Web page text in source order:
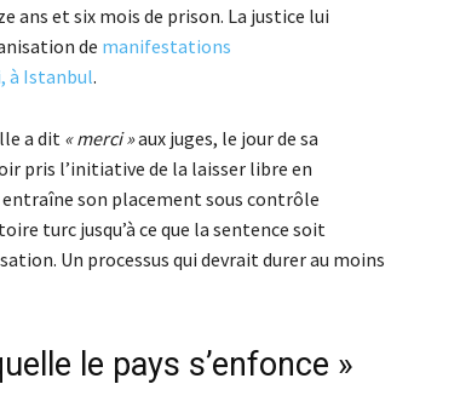
ans et six mois de prison. La justice lui
de manifestations
à Istanbul.
a dit « merci »aux juges, le jour de sa
pris l’initiative de la laisser libre en
son placement sous contrôle
turc jusqu’à ce que la sentence soit
Un processus qui devrait durer au moins
le pays s’enfonce »